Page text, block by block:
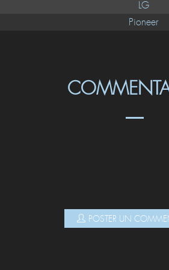
LG
Pioneer
POSTER UN